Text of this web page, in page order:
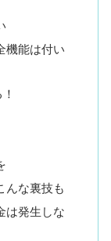
機能は付い
んな裏技も
は発生しな